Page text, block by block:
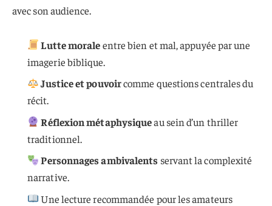
avec son audience.
Lutte moraleentre bien et mal, appuyée par une
imagerie biblique.
Justice et pouvoircomme questions centrales du
récit.
Réflexion métaphysiqueau sein d’un thriller
traditionnel.
Personnages ambivalents servant la complexité
narrative.
Une lecture recommandée pour les amateurs